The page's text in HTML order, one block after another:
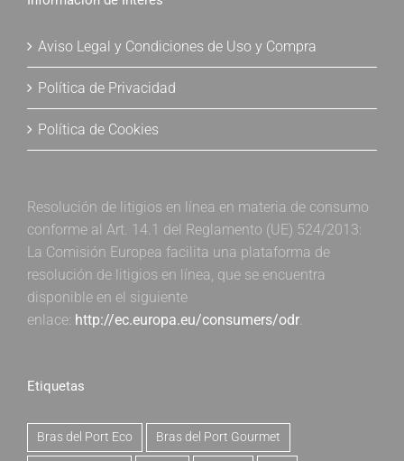
Aviso Legal y Condiciones de Uso y Compra
Política de Privacidad
Política de Cookies
Resolución de litigios en línea en materia de consumo
conforme al Art. 14.1 del Reglamento (UE) 524/2013:
La Comisión Europea facilita una plataforma de
resolución de litigios en línea, que se encuentra
disponible en el siguiente
enlace: http://ec.europa.eu/consumers/odr.
Etiquetas
Bras del Port Eco Bras del Port Gourmet